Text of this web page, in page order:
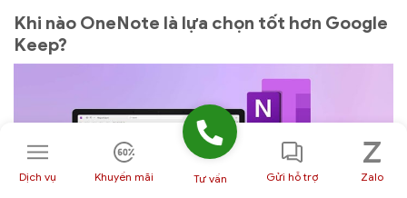
Khi nào OneNote là lựa chọn tốt hơn Google
Keep?
Dịch vụ Khuyến mãi Tư vấn Gửi hỗ trợ Zalo